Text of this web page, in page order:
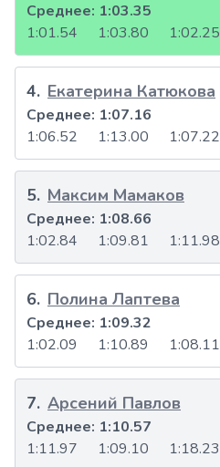
1:01.54 1:03.80 1:02.25
Среднее: 1:03.35
4. Екатерина Катюкова
1:06.52 1:13.00 1:07.22
Среднее: 1:07.16
5. Максим Мамаков
1:02.84 1:09.81 1:11.98
Среднее: 1:08.66
6. Полина Лаптева
1:02.09 1:10.89 1:08.11
Среднее: 1:09.32
7. Арсений Павлов
1:11.97 1:09.10 1:18.23
Среднее: 1:10.57